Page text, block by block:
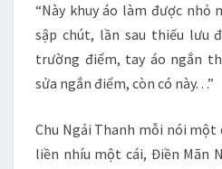
“Này khuy áo làm được nhỏ
sập chút, lần sau thiếu lưu
trường điểm, tay áo ngắn
sửa ngắn điểm, còn có này. . .”
Chu Ngải Thanh mỗi nói
liền nhíu một cái, Điền Mãn